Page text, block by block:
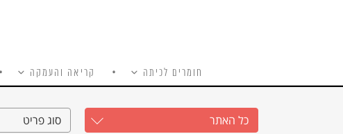
חומרים לכיתה קריאה והעמקה
כל האתר סוג פריט